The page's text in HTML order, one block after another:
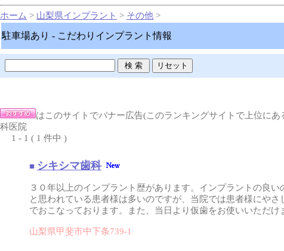
ホーム > 山梨県インプラント > その他 >
駐車場あり - こだわりインプラント情報
はこのサイトでバナー広告(このランキングサイトで上位にあ
科医院
1 - 1 ( 1 件中 )
■ シキシマ歯科
３０年以上のインプラント歴があります。インプラントの良
と思われている患者様は多いのですが、当院では患者様にや
でおこなっております。また、当日より仮歯をお使いいただけ
山梨県甲斐市中下条739-1